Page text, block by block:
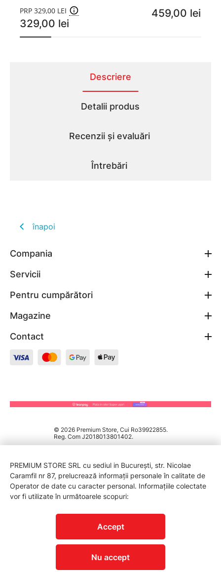
PRP 329,00 LEI
329,00 lei
459,00 lei
Descriere
Detalii produs
Recenzii și evaluări
Întrebări
înapoi
Compania
Servicii
Pentru cumpărători
Magazine
Contact
© 2026 Premium Store, Cui Ro39922855.
Reg. Com J2018013801402.
PREMIUM STORE SRL cu sediul in București, str. Nicolae
Caramfil nr 87, prelucrează informații personale în calitate de
Operator de date cu caracter personal. Informațiile colectate
vor fi utilizate în următoarele scopuri:
Accept
Nu accept